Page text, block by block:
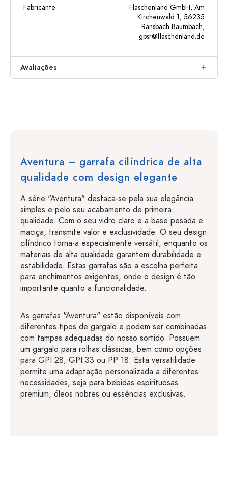
Fabricante
Flaschenland GmbH, Am
Kirchenwald 1, 56235
Ransbach-Baumbach,
gpsr@flaschenland.de
Avaliações
Aventura – garrafa cilíndrica de alta
qualidade com design elegante
A série "Aventura" destaca-se pela sua elegância
simples e pelo seu acabamento de primeira
qualidade. Com o seu vidro claro e a base pesada e
maciça, transmite valor e exclusividade. O seu design
cilíndrico torna-a especialmente versátil, enquanto os
materiais de alta qualidade garantem durabilidade e
estabilidade. Estas garrafas são a escolha perfeita
para enchimentos exigentes, onde o design é tão
importante quanto a funcionalidade.
As garrafas "Aventura" estão disponíveis com
diferentes tipos de gargalo e podem ser combinadas
com tampas adequadas do nosso sortido. Possuem
um gargalo para rolhas clássicas, bem como opções
para GPI 28, GPI 33 ou PP 18. Esta versatilidade
permite uma adaptação personalizada a diferentes
necessidades, seja para bebidas espirituosas
premium, óleos nobres ou essências exclusivas.